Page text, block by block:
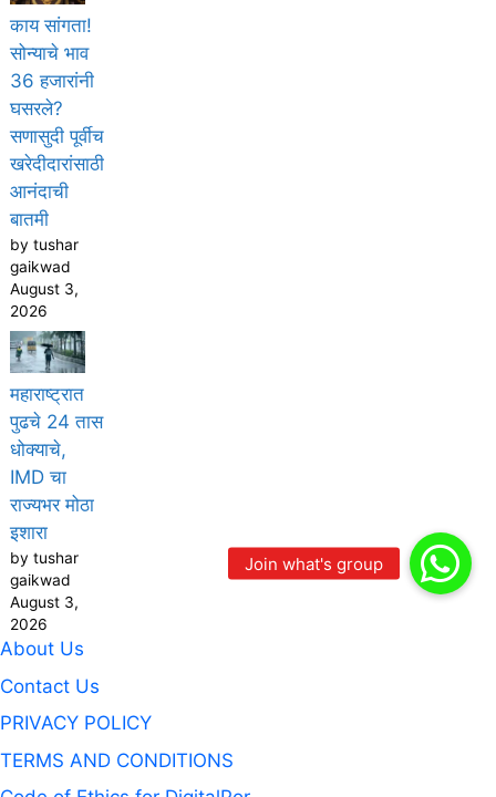
काय सांगता!
सोन्याचे भाव
36 हजारांनी
घसरले?
सणासुदी पूर्वीच
खरेदीदारांसाठी
आनंदाची
बातमी
by tushar
gaikwad
August 3,
2026
महाराष्ट्रात
पुढचे 24 तास
धोक्याचे,
IMD चा
राज्यभर मोठा
इशारा
by tushar
gaikwad
August 3,
2026
About Us
Contact Us
PRIVACY POLICY
TERMS AND CONDITIONS